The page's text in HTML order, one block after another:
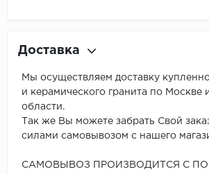
Доставка
Мы осуществляем доставку
и керамического гранита по Москве
области.
Так же Вы можете забрать Свой
силами самовывозом с нашего
САМОВЫВОЗ ПРОИЗВОДИТСЯ С